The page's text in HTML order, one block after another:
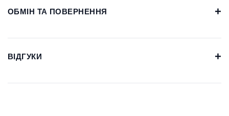
ОБМІН ТА ПОВЕРНЕННЯ +
ВІДГУКИ +